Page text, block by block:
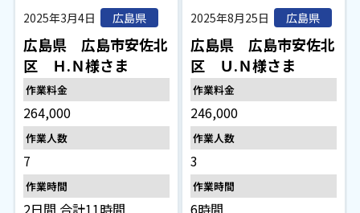
2025年3月4日 広島県
広島県 広島市安佐北
区 Ｈ.Ｎ様さま
作業料金
264,000
作業人数
7
作業時間
2日間 合計11時間
2025年8月25日 広島県
広島県 広島市安佐北
区 Ｕ.Ｎ様さま
作業料金
246,000
作業人数
3
作業時間
6時間